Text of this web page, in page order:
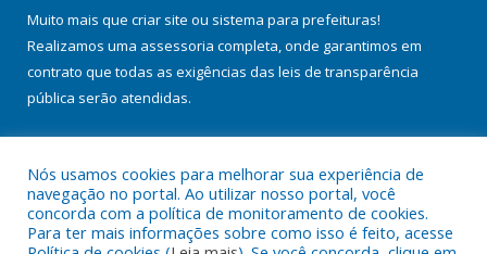
Muito mais que criar site ou sistema para prefeituras!
Realizamos uma assessoria completa, onde garantimos em
contrato que todas as exigências das leis de transparência
pública serão atendidas.
Nós usamos cookies para melhorar sua experiência de
navegação no portal. Ao utilizar nosso portal, você
concorda com a política de monitoramento de cookies.
Para ter mais informações sobre como isso é feito, acesse